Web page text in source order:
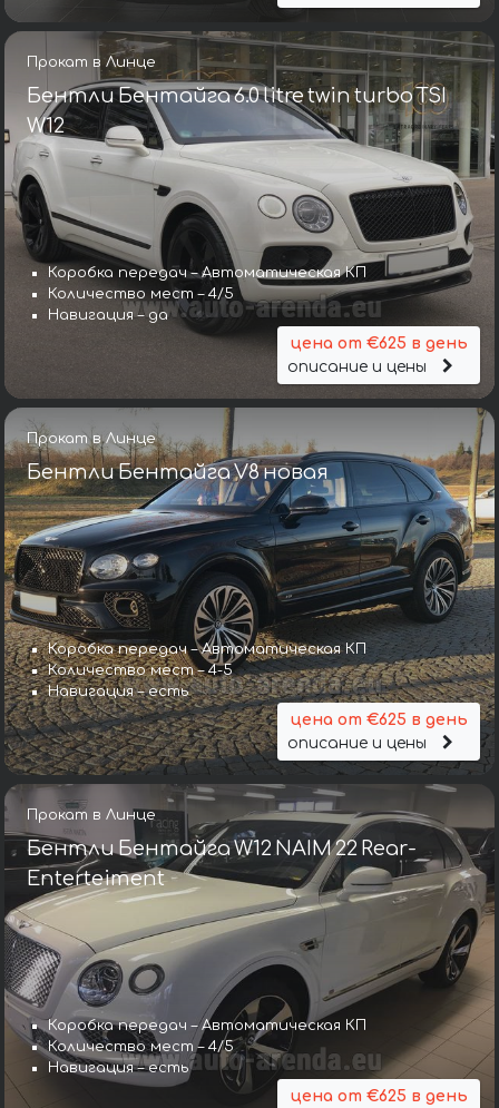
Прокат в Линце
Бентли Бентайга 6.0 litre twin turbo TSI
W12
Коробка передач – Автоматическая КП
Количество мест – 4/5
Навигация – да
цена от €625 в день
описание и цены
Прокат в Линце
Бентли Бентайга V8 новая
Коробка передач – Автоматическая КП
Количество мест – 4-5
Навигация – есть
цена от €625 в день
описание и цены
Прокат в Линце
Бентли Бентайга W12 NAIM 22 Rear-
Enterteiment
Коробка передач – Автоматическая КП
Количество мест – 4/5
Навигация – есть
цена от €625 в день
Коробка передач – Автомат
Количество мест – 5
Навигация – есть